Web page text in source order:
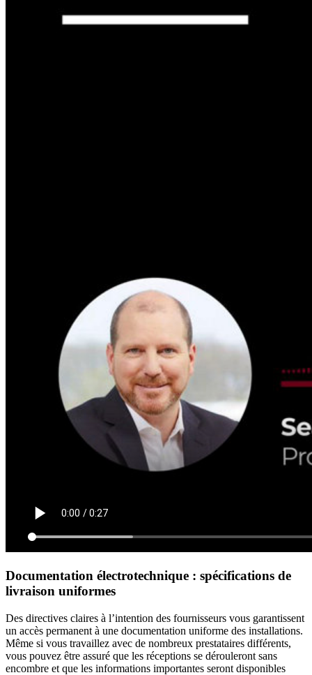
Documentation électrotechnique : spécifications de
livraison uniformes
Des directives claires à l’intention des fournisseurs vous garantissent
un accès permanent à une documentation uniforme des installations.
Même si vous travaillez avec de nombreux prestataires différents,
vous pouvez être assuré que les réceptions se dérouleront sans
encombre et que les informations importantes seront disponibles